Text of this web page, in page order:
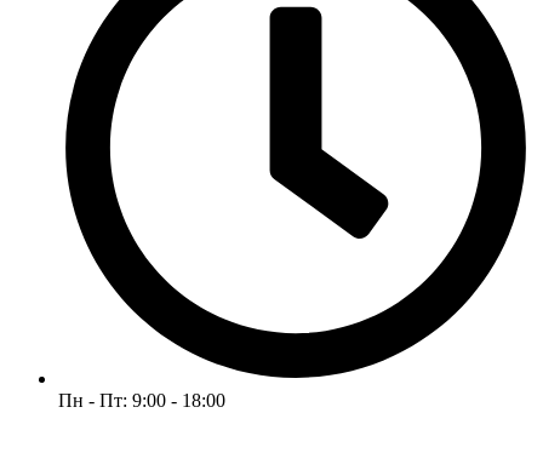
Пн - Пт: 9:00 - 18:00